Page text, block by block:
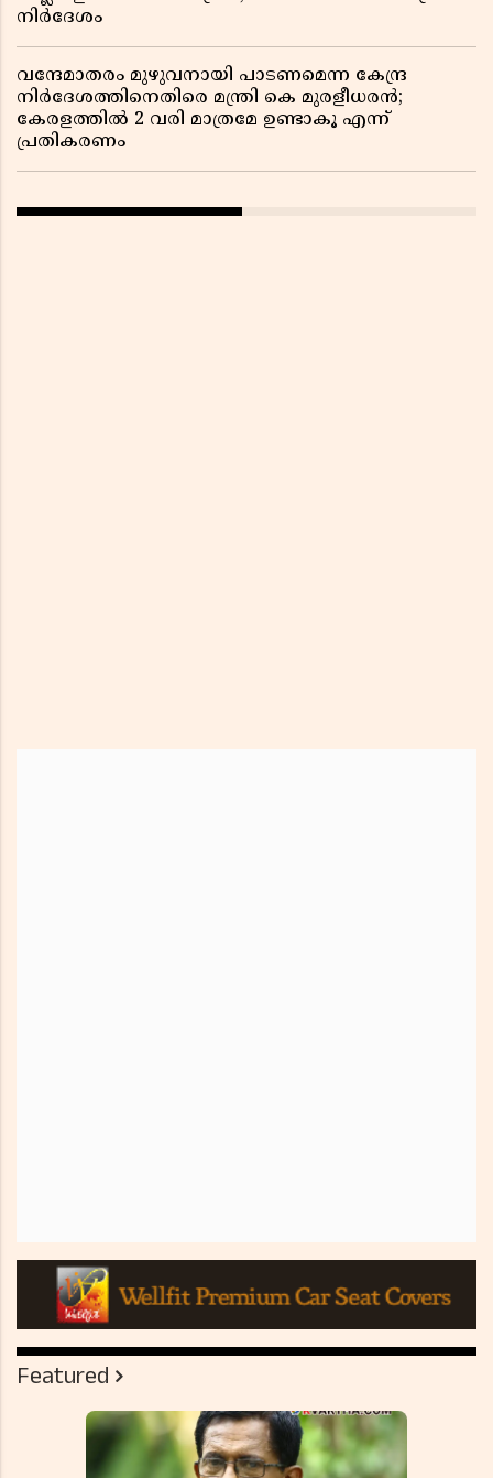
നിർദേശം
വന്ദേമാതരം മുഴുവനായി പാടണമെന്ന കേന്ദ്ര
നിർദേശത്തിനെതിരെ മന്ത്രി കെ മുരളീധരൻ;
കേരളത്തിൽ 2 വരി മാത്രമേ ഉണ്ടാകൂ എന്ന്
പ്രതികരണം
Featured